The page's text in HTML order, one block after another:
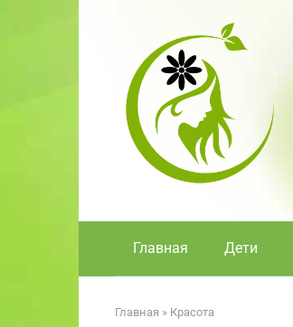
Главная Дети
Главная » Красота